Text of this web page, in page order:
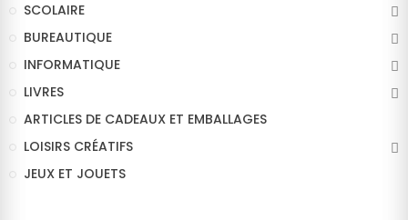
SCOLAIRE
BUREAUTIQUE
INFORMATIQUE
LIVRES
ARTICLES DE CADEAUX ET EMBALLAGES
LOISIRS CRÉATIFS
JEUX ET JOUETS